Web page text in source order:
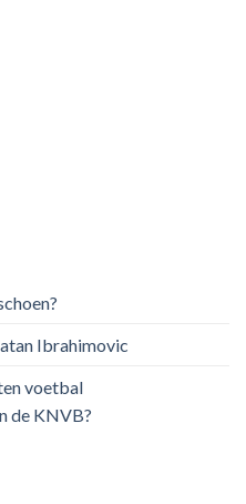
Ibrahimovic
voetbal
de KNVB?